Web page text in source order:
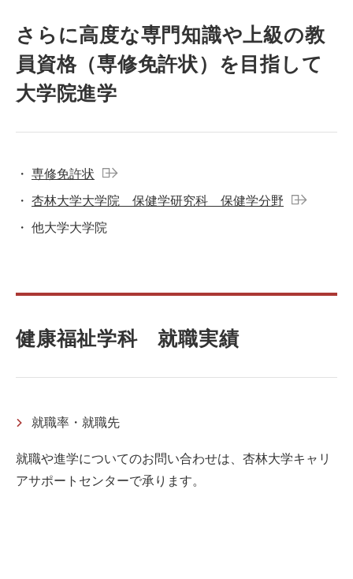
さらに高度な専門知識や上級の教
員資格（専修免許状）を目指して
大学院進学
専修免許状
杏林大学大学院 保健学研究科 保健学分野
他大学大学院
健康福祉学科 就職実績
就職率・就職先
就職や進学についてのお問い合わせは、杏林大学キャリ
アサポートセンターで承ります。